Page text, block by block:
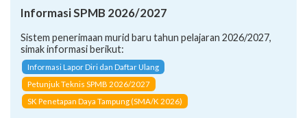
Informasi SPMB 2026/2027
Sistem penerimaan murid baru tahun pelajaran 2026/2027,
simak informasi berikut:
Informasi Lapor Diri dan Daftar Ulang
Petunjuk Teknis SPMB 2026/2027
SK Penetapan Daya Tampung (SMA/K 2026)